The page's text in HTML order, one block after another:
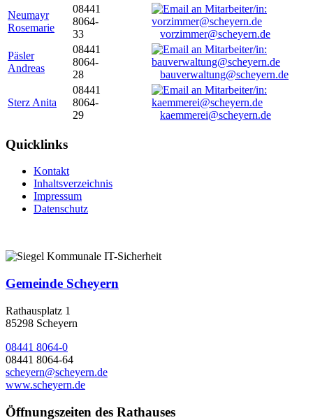
Neumayr
Rosemarie
08441
8064-
33
vorzimmer@scheyern.de
Päsler
Andreas
08441
8064-
28
bauverwaltung@scheyern.de
Sterz Anita
08441
8064-
29
kaemmerei@scheyern.de
Quicklinks
Kontakt
Inhaltsverzeichnis
Impressum
Datenschutz
Gemeinde Scheyern
Rathausplatz 1
85298 Scheyern
08441 8064-0
08441 8064-64
scheyern@scheyern.de
www.scheyern.de
Öffnungszeiten des Rathauses